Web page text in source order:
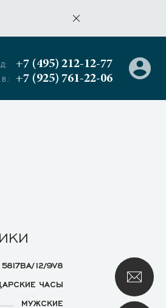
+7 (495) 212-12-77
+7 (925) 761-22-06
5817BA/12/9V8
ЧАСЫ
МУЖСКИЕ